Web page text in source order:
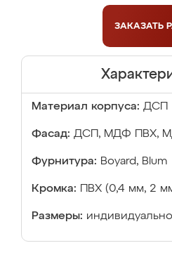
ЗАКАЗАТЬ
Материал корпуса: ДСП
Фасад: ДСП, МДФ ПВХ,
Фурнитура: Boyard, Blum
Кромка: ПВХ (0,4 мм, 2
Размеры: